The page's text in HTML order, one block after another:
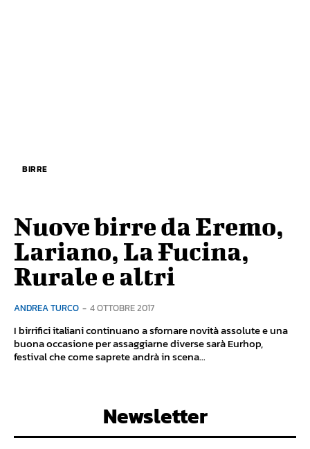
BIRRE
Nuove birre da Eremo,
Lariano, La Fucina,
Rurale e altri
ANDREA TURCO - 4 OTTOBRE 2017
I birrifici italiani continuano a sfornare novità assolute e una
buona occasione per assaggiarne diverse sarà Eurhop,
festival che come saprete andrà in scena...
Newsletter